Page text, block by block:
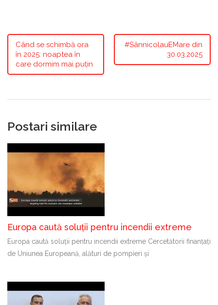
Când se schimbă ora
în 2025: noaptea în
care dormim mai puțin
#SânnicolauEMare din
30.03.2025
Postari similare
Europa caută soluții pentru incendii extreme
Europa caută soluții pentru incendii extreme Cercetătorii finanțați
de Uniunea Europeană, alături de pompieri și